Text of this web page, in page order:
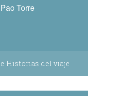
Pao Torre
Historias del viaje